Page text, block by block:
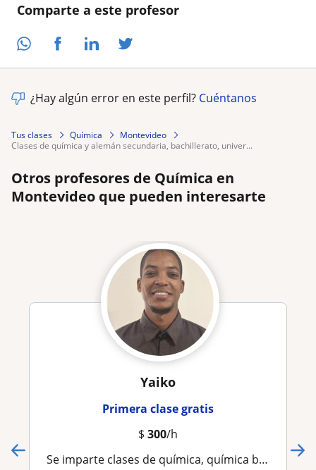
Comparte a este profesor
¿Hay algún error en este perfil? Cuéntanos
Tus clases Química
Montevideo
clases de química y alemán secundaria, bachillerato, univer...
Otros profesores de Química en
Montevideo que pueden interesarte
Yaiko
Primera clase gratis
$ 300/h
Se imparte clases de química, química básica, química general y química orgánica.Tanto presencial como online